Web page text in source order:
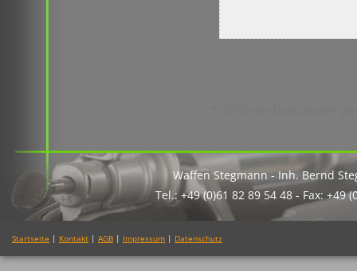
Waffen Stegmann - Inh. Bernd
Tel.: +49 (0)61 82 89 54 48 - Fax: +49
Startseite | Kontakt | AGB | Impressum | Datenschutz